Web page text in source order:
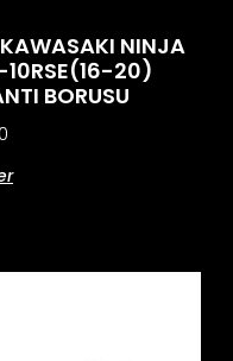
NINJA
20)
BORUSU